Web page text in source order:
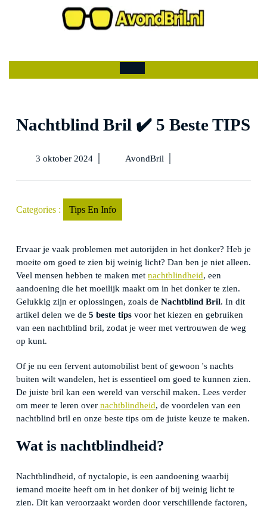
inhoud
account
Open
Nachtblind Bril ✔️ 5 Beste TIPS
3 oktober 2024
2024
| AvondBril Nachtblind
✔️
|
Categories : Tips En Info
Ervaar je vaak problemen met autorijden in het donker? Heb je
moeite om goed te zien bij weinig licht? Dan ben je niet alleen.
Veel mensen hebben te maken met nachtblindheid, een
aandoening die het moeilijk maakt om in het donker te zien.
Gelukkig zijn er oplossingen, zoals de Nachtblind Bril. In dit
artikel delen we de 5 beste tips voor het kiezen en gebruiken
van een nachtblind bril, zodat je weer met vertrouwen de weg
op kunt.
Of je nu een fervent automobilist bent of gewoon 's nachts
buiten wilt wandelen, het is essentieel om goed te kunnen zien.
De juiste bril kan een wereld van verschil maken. Lees verder
om meer te leren over nachtblindheid, de voordelen van een
nachtblind bril en onze beste tips om de juiste keuze te maken.
Wat is nachtblindheid?
Nachtblindheid, of nyctalopie, is een aandoening waarbij
iemand moeite heeft om in het donker of bij weinig licht te
zien. Dit kan veroorzaakt worden door verschillende factoren,